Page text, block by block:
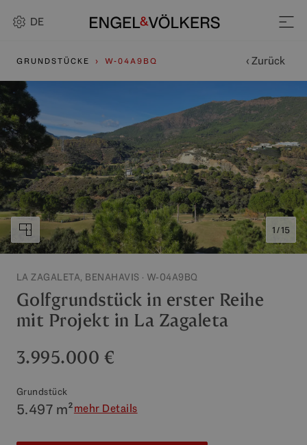
DE
GRUNDSTÜCKE W-04A9BQ ‹ Zurück
1 / 15
LA ZAGALETA, BENAHAVIS · W-04A9BQ
Golfgrundstück in erster Reihe
mit Projekt in La Zagaleta
3.995.000 €
Grundstück
5.497 m²mehr Details